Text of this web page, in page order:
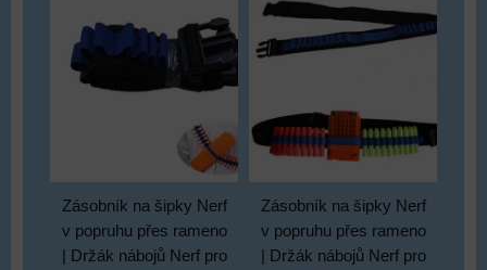
Zásobník na šipky Nerf
v popruhu přes rameno
| Držák nábojů Nerf pro
Zásobník na šipky Nerf
v popruhu přes rameno
| Držák nábojů Nerf pro